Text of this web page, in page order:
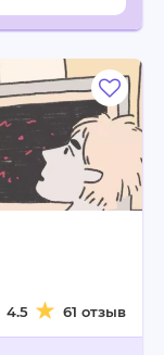
4.5 61 отзыв